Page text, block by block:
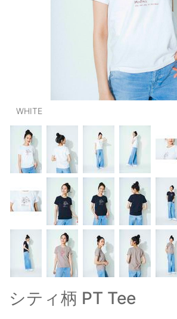
SHIRT : シャツ
OUTERS : アウター
LADIES : レディース
DENIM : デニム
PANTS/SKIRT : パンツ・スカート
TOPS : トップス
OUTERS : アウター
OUTLET : アウトレット
MENS : メンズ
LADIES : レディース
新規会員登録
お買い物カゴ
ご利用ガイド
WHITE
シティ柄 PT Tee